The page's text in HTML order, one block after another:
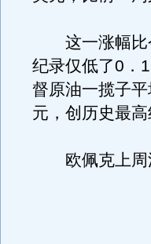
这一涨幅比
纪录仅低了0．
督原油一揽子
元，创历史最高
欧佩克上周